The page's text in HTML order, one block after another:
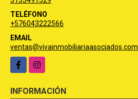
TELÉFONO
+576043222566
EMAIL
ventas@vivainmobiliariaasociados.com
FacebookInstagram
INFORMACIÓN